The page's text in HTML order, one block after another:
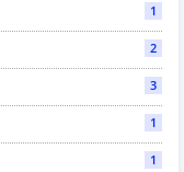
1
2
3
1
1